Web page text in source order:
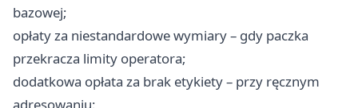
bazowej;
opłaty za niestandardowe wymiary – gdy paczka
przekracza limity operatora;
dodatkowa opłata za brak etykiety – przy ręcznym